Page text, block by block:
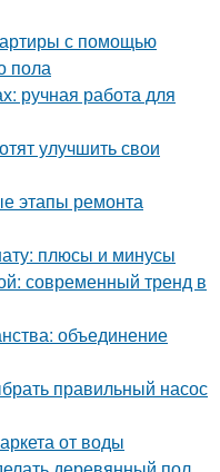
с помощью
пола
ручная работа для
улучшить свои
этапы ремонта
плюсы и минусы
современный тренд в
объединение
правильный насос
от воды